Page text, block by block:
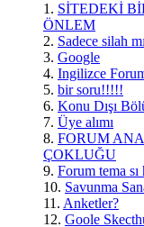
1. SİTEDEKİ
ÖNLEM
2. Sadece silah
3. Google
4. Ingilizce
5. bir soru!!!!!
6. Konu Dışı
7. Üye alımı
8. FORUM
ÇOKLUĞU
9. Forum tema sı
10. Savunma
11. Anketler?
12. Goole